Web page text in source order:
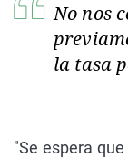
No nos
la tasa
"Se espera